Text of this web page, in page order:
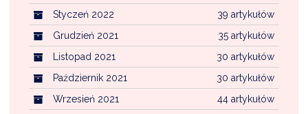
39 artykułów
Styczeń 2022
35 artykułów
Grudzień 2021
30 artykułów
Listopad 2021
30 artykułów
Październik 2021
44 artykułów
Wrzesień 2021